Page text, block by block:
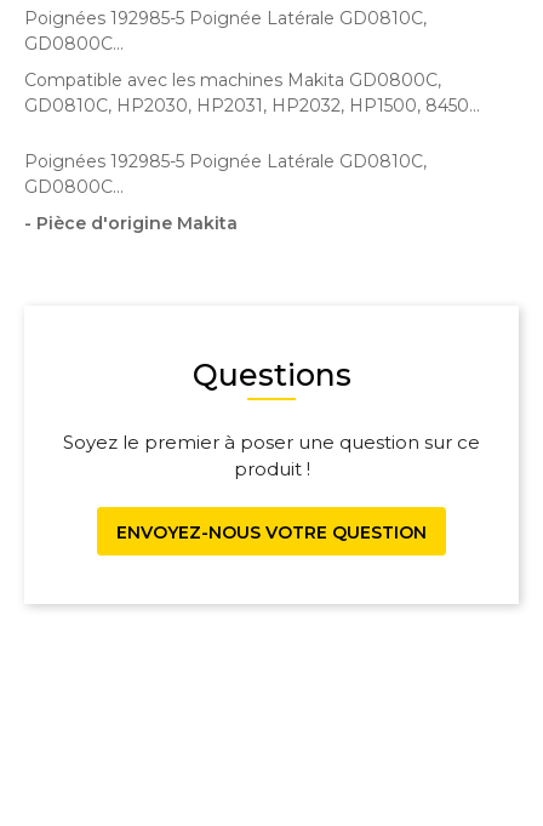
Poignées 192985-5 Poignée Latérale GD0810C,
GD0800C...
Compatible avec les machines Makita GD0800C,
GD0810C, HP2030, HP2031, HP2032, HP1500, 8450...
Poignées 192985-5 Poignée Latérale GD0810C,
GD0800C...
- Pièce d'origine Makita
Questions
Soyez le premier à poser une question sur ce
produit !
ENVOYEZ-NOUS VOTRE QUESTION